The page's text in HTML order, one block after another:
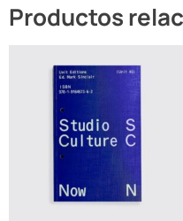
Productos